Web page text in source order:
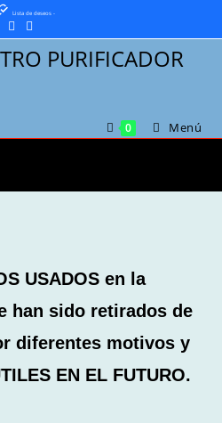
Lista de deseos -
PURIFICADOR
0 Menú
USADOS en la
han sido retirados de
diferentes motivos y
EN EL FUTURO.